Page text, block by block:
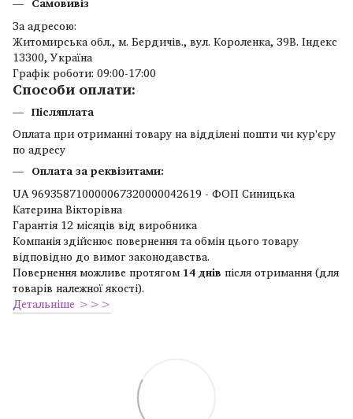
За адресою:
Житомирська обл., м. Бердичів., вул. Короленка, 39В. Індекс
13300, Україна
Графік роботи: 09:00-17:00
Способи оплати:
Післяплата
Оплата при отриманні товару на відділені пошти чи кур'єру
по адресу
Оплата за реквізитами:
UA 969358710000067320000042619 - ФОП Синицька
Катерина Вікторівна
Гарантія 12 місяців від виробника
Компанія здійснює повернення та обмін цього товару
відповідно до вимог законодавства.
Повернення можливе протягом 14 днів після отримання (для
товарів належної якості).
Детальніше >>>